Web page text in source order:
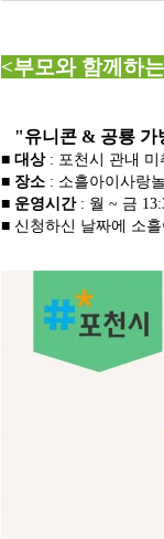
<부모와 함께하
"유니콘 & 공룡 가
■ 대상: 포천시 관내 미
■ 장소 : 소흘아이사랑
■ 운영시간: 월 ~ 금
■ 신청하신 날짜에 소